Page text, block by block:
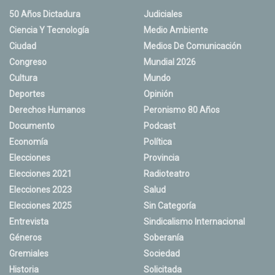
50 Años Dictadura
Ciencia Y Tecnología
Ciudad
Congreso
Cultura
Deportes
Derechos Humanos
Documento
Economía
Elecciones
Elecciones 2021
Elecciones 2023
Elecciones 2025
Entrevista
Géneros
Gremiales
Historia
Judiciales
Medio Ambiente
Medios De Comunicación
Mundial 2026
Mundo
Opinión
Peronismo 80 Años
Podcast
Política
Provincia
Radioteatro
Salud
Sin Categoría
Sindicalismo Internacional
Soberanía
Sociedad
Solicitada